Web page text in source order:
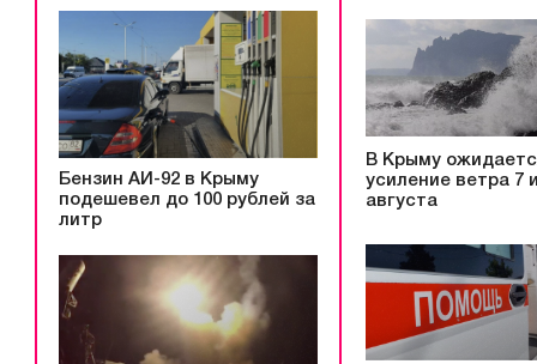
Бензин АИ-92 в Крыму
подешевел до 100 рублей за
литр
В Крыму
усиление ветра 7
августа